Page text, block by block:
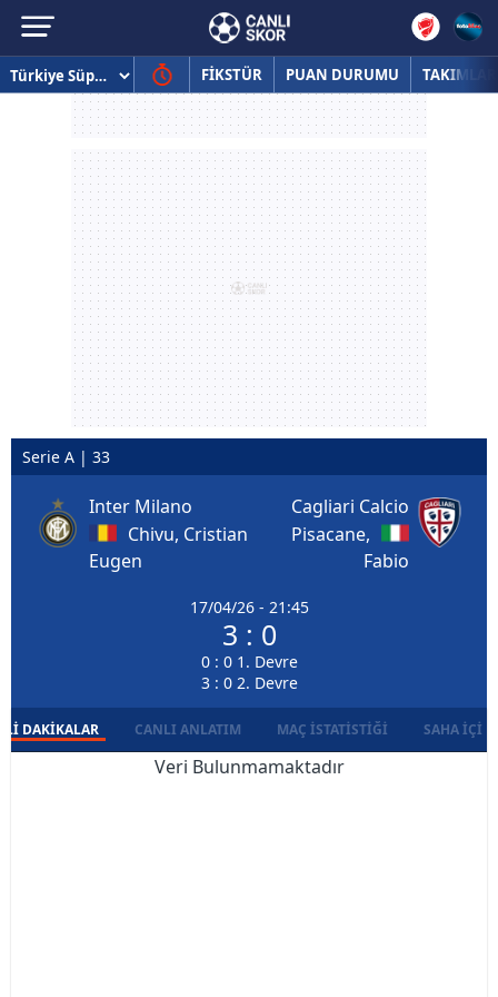
FİKSTÜR PUAN DURUMU TAKIMLAR
Serie A | 33
Inter Milano
Chivu, Cristian
Eugen
17/04/26 - 21:45
3 : 0
0 : 0 1. Devre
3 : 0 2. Devre
Cagliari Calcio
Pisacane,
Fabio
DAKIKALAR CANLI ANLATIM MAÇ İSTATISTIĞI SAHA İÇI
Veri Bulunmamaktadır